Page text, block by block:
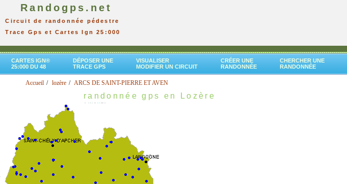
Randogps.net
Circuit de randonnée pédestre
Trace Gps et Cartes Ign 25:000
CARTES IGN®
25:000 DU 48
DÉPOSER UNE
TRACE GPS
VISUALISER
MODIFIER UN CIRCUIT
CRÉER UNE
RANDONNÉE
CHERCHER UNE
RANDONNÉE
Accueil lozère ARCS DE SAINT-PIERRE ET AVEN
randonnée gps en Lozère